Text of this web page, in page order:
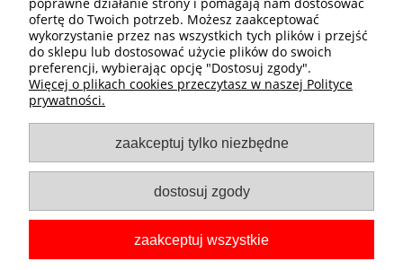
pokaż pełną wersję strony
ofertę do Twoich potrzeb. Możesz zaakceptować
wykorzystanie przez nas wszystkich tych plików i przejść
do sklepu lub dostosować użycie plików do swoich
preferencji, wybierając opcję "Dostosuj zgody".
Więcej o plikach cookies przeczytasz w naszej Polityce
prywatności.
zaakceptuj tylko niezbędne
dostosuj zgody
zaakceptuj wszystkie